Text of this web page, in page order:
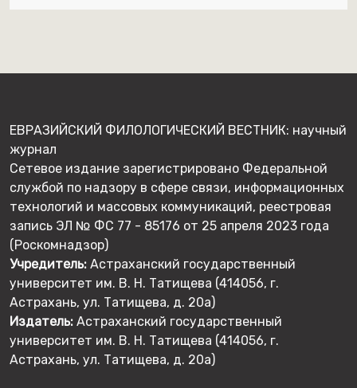
ЕВРАЗИЙСКИЙ ФИЛОЛОГИЧЕСКИЙ ВЕСТНИК: научный
журнал
Сетевое издание зарегистрировано Федеральной
службой по надзору в сфере связи, информационных
технологий и массовых коммуникаций, реестровая
запись ЭЛ № ФС 77 - 85176 от 25 апреля 2023 года
(Роскомнадзор)
Учредитель: Астраханский государственный
университет им. В. Н. Татищева (414056, г.
Астрахань, ул. Татищева, д. 20а)
Издатель: Астраханский государственный
университет им. В. Н. Татищева (414056, г.
Астрахань, ул. Татищева, д. 20а)